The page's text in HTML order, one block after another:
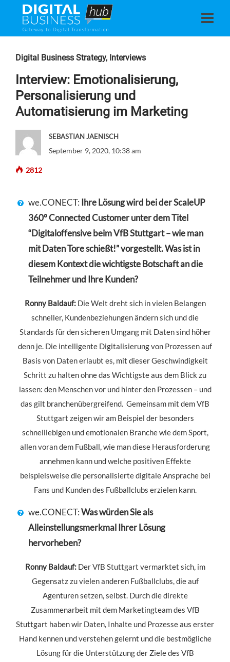
Digital Business Strategy, Interviews
Interview: Emotionalisierung,
Personalisierung und
Automatisierung im Marketing
SEBASTIAN JAENISCH
September 9, 2020, 10:38 am
2812
we.CONECT: Ihre Lösung wird bei der ScaleUP
360° Connected Customer unter dem Titel
“Digitaloffensive beim VfB Stuttgart – wie man
mit Daten Tore schießt!” vorgestellt. Was ist in
diesem Kontext die wichtigste Botschaft an die
Teilnehmer und Ihre Kunden?
Ronny Baldauf: Die Welt dreht sich in vielen Belangen
schneller, Kundenbeziehungen ändern sich und die
Standards für den sicheren Umgang mit Daten sind höher
denn je. Die intelligente Digitalisierung von Prozessen auf
Basis von Daten erlaubt es, mit dieser Geschwindigkeit
Schritt zu halten ohne das Wichtigste aus dem Blick zu
lassen: den Menschen vor und hinter den Prozessen – und
das gilt branchenübergreifend. Gemeinsam mit dem VfB
Stuttgart zeigen wir am Beispiel der besonders
schnelllebigen und emotionalen Branche wie dem Sport,
allen voran dem Fußball, wie man diese Herausforderung
annehmen kann und welche positiven Effekte
beispielsweise die personalisierte digitale Ansprache bei
Fans und Kunden des Fußballclubs erzielen kann.
we.CONECT:Was würden Sie als
Alleinstellungsmerkmal Ihrer Lösung
hervorheben?
Ronny Baldauf: Der VfB Stuttgart vermarktet sich, im
Gegensatz zu vielen anderen Fußballclubs, die auf
Agenturen setzen, selbst. Durch die direkte
Zusammenarbeit mit dem Marketingteam des VfB
Stuttgart haben wir Daten, Inhalte und Prozesse aus erster
Hand kennen und verstehen gelernt und die bestmögliche
Lösung für die Unterstützung der Ziele des VfB